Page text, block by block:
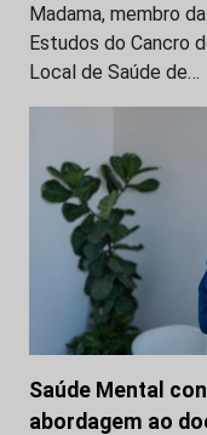
Madama, membro
Estudos do Cancro
Local de Saúde de…
Saúde Mental
abordagem ao